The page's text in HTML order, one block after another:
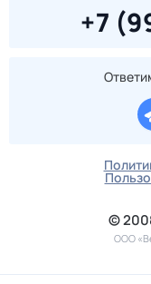
+7
©
ООО